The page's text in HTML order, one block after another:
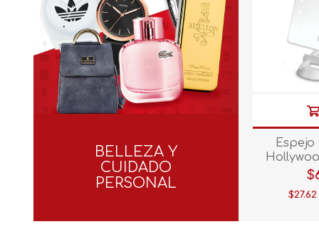
BELLEZA Y
CUIDADO
PERSONAL
$27.62